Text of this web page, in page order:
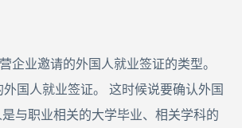
企业邀请的外国人就业签证的类型。
国人就业签证。 这时候说要确认外国
与职业相关的大学毕业、相关学科的